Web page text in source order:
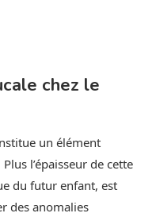
chez le
un élément
l’épaisseur de cette
du futur enfant, est
des anomalies